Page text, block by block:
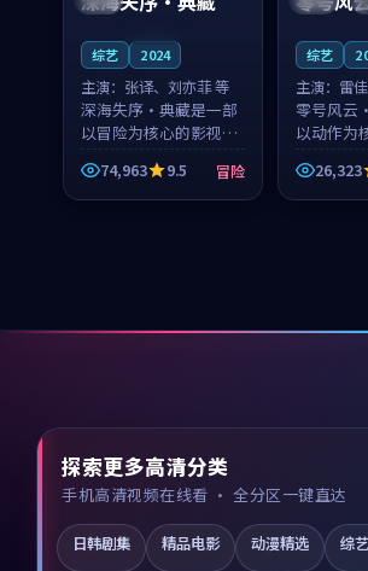
综艺 2024
主演： 张译、刘亦菲 等
深海失序·典藏是一部
以冒险为核心的影视作
品，围绕危机、反转与
人物成长展开，整体节
奏紧凑，值得推荐观
74,963 9.5 冒险
综艺
主演： 雷
零号风云
以动作为
品，围绕
人物成长
奏紧凑，
26,323
探索更多高清分类
手机高清视频在线看 · 全分区一键直达
日韩剧集 精品电影 动漫精选 综